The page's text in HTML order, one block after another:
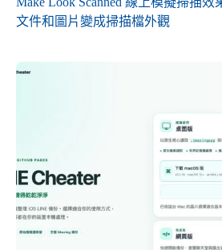
文件和圖片變成掃描檔外觀